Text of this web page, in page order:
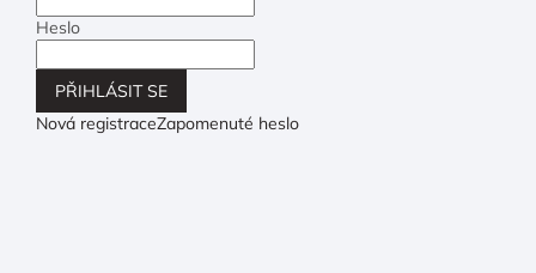
Heslo
PŘIHLÁSIT SE
Nová registraceZapomenuté heslo